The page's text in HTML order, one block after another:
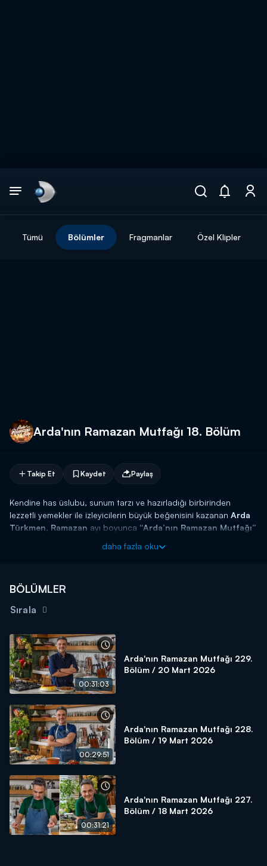
Tümü Bölümler Fragmanlar Özel Klipler
Arda'nın Ramazan Mutfağı 18. Bölüm
Takip Et Kaydet Paylaş
Kendine has üslubu, sunum tarzı ve hazırladığı birbirinden
lezzetli yemekler ile izleyicilerin büyük beğenisini kazanan Arda
Türkmen, Ramazan ayı boyunca “Arda’nın Ramazan Mutfağı”
Muska Kadayıfı
cumartesi günü saat 13.00'da Kanal D’de!
daha fazla oku
BÖLÜMLER
Sırala
00:31:03
Arda'nın Ramazan Mutfağı 229.
Bölüm / 20 Mart 2026
00:29:51
Arda'nın Ramazan Mutfağı 228.
Bölüm / 19 Mart 2026
00:31:21
Arda'nın Ramazan Mutfağı 227.
Bölüm / 18 Mart 2026